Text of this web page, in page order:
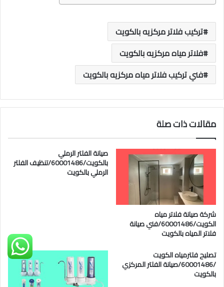
تركيب فلاتر مركزيه بالكويت
فلاتر مياه مركزيه بالكويت
فني تركيب فلاتر مياه مركزيه بالكويت
مقالات ذات صلة
شركة صيانة فلاتر مياه
الكويت/60001486/فني صيانة
فلاتر المياه بالكويت
صيانة الفلتر الرملي
بالكويت/60001486/تنظيف الفلتر
الرملي بالكويت
تصليح فلترمياه الكويت
/60001486/صيانة الفلتر المركزي
بالكويت